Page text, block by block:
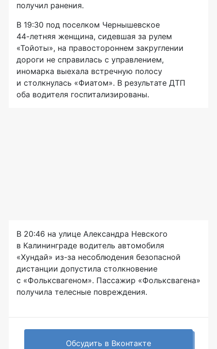
получил ранения.
В 19:30 под поселком Чернышевское
44-летняя женщина, сидевшая за рулем
«Тойоты», на правостороннем закруглении
дороги не справилась с управлением,
иномарка выехала встречную полосу
и столкнулась «Фиатом». В результате ДТП
оба водителя госпитализированы.
В 20:46 на улице Александра Невского
в Калининграде водитель автомобиля
«Хундай» из-за несоблюдения безопасной
дистанции допустила столкновение
с «Фольксвагеном». Пассажир «Фольксвагена»
получила телесные повреждения.
Обсудить в Вконтакте